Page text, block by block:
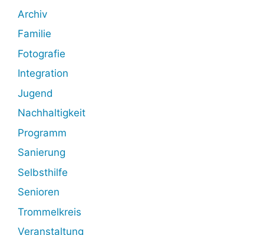
Archiv
Familie
Fotografie
Integration
Jugend
Nachhaltigkeit
Programm
Sanierung
Selbsthilfe
Senioren
Trommelkreis
Veranstaltung